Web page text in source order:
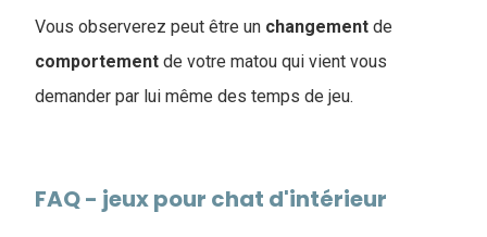
Vous observerez peut être un changement de
comportement de votre matou qui vient vous
demander par lui même des temps de jeu.
FAQ - jeux pour chat d'intérieur